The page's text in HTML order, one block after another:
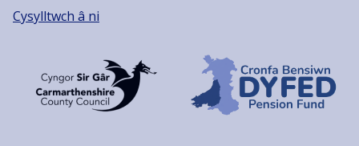
Cysylltwch â ni